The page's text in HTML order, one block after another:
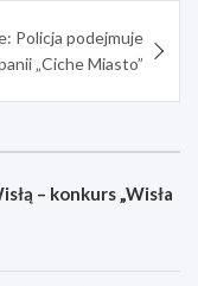
Policja podejmuje
„Ciche Miasto”
– konkurs „Wisła